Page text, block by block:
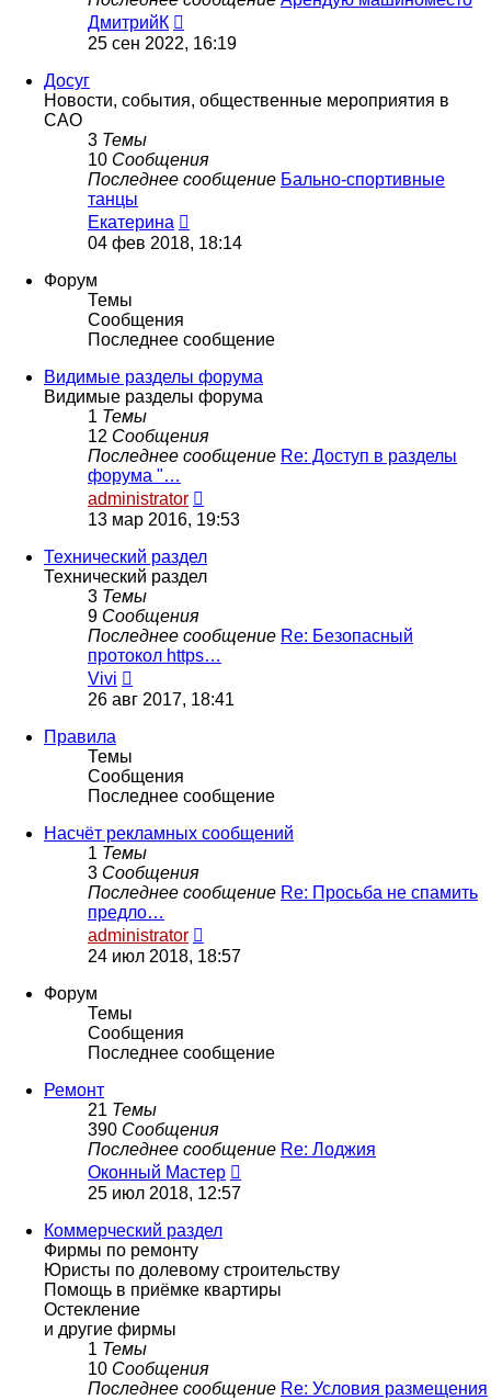
ДмитрийК
последнему
25 сен 2022, 16:19
Досуг
Новости, события, общественные мероприятия в
САО
3 Темы
10 Сообщения
Последнее сообщение Бально-спортивные
танцы
Екатерина
последнему
04 фев 2018, 18:14
Форум
Темы
Сообщения
Последнее сообщение
Видимые разделы форума
Видимые разделы форума
1 Темы
12 Сообщения
Последнее сообщение Re: Доступ в разделы
форума "…
administrator
к
сообщению
13 мар 2016, 19:53
Технический раздел
Технический раздел
3 Темы
9 Сообщения
Последнее сообщение Re: Безопасный
протокол https…
Vivi
к
последнему
26 авг 2017, 18:41
Правила
Темы
Сообщения
Последнее сообщение
Насчёт рекламных сообщений
1 Темы
3 Сообщения
Последнее сообщение Re: Просьба не спамить
предло…
administrator
к
24 июл 2018, 18:57
Форум
Темы
Сообщения
Последнее сообщение
Ремонт
21 Темы
390 Сообщения
Последнее сообщение Re: Лоджия
Оконный Мастер
к
25 июл 2018, 12:57
Коммерческий раздел
Фирмы по ремонту
Юристы по долевому строительству
Помощь в приёмке квартиры
Остекление
и другие фирмы
1 Темы
10 Сообщения
Последнее сообщение Re: Условия размещения